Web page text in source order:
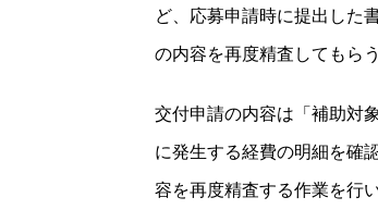
ど、応募申請時に提出した
の内容を再度精査してもら
交付申請の内容は「補助対
に発生する経費の明細を確
容を再度精査する作業を行い